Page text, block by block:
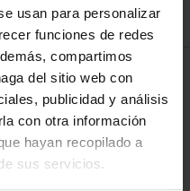
usan para personalizar
funciones de redes
compartimos
del sitio web con
publicidad y análisis
con otra información
hayan recopilado a
sus servicios.